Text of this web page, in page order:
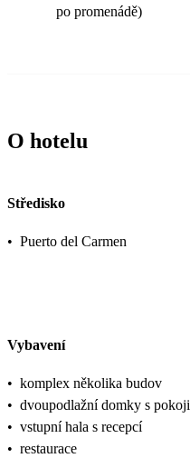
po promenádě)
O hotelu
Středisko
• Puerto del Carmen
Vybavení
• komplex několika budov
• dvoupodlažní domky s pokoji
• vstupní hala s recepcí
• restaurace